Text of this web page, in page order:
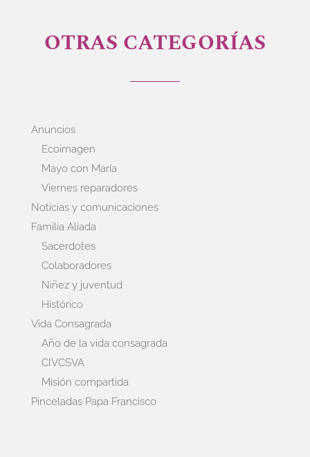
OTRAS CATEGORÍAS
Anuncios
Ecoimagen
Mayo con María
Viernes reparadores
Noticias y comunicaciones
Familia Aliada
Sacerdotes
Colaboradores
Niñez y juventud
Histórico
Vida Consagrada
Año de la vida consagrada
CIVCSVA
Misión compartida
Pinceladas Papa Francisco